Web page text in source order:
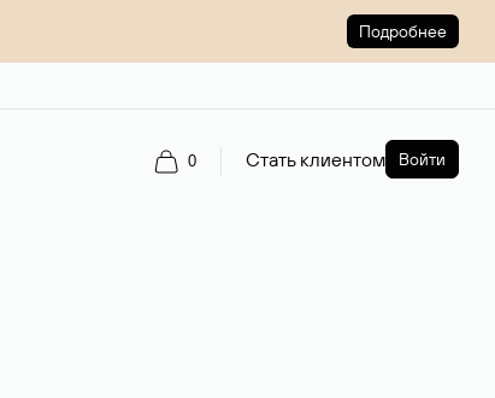
Подробнее
0 Стать клиентом Войти